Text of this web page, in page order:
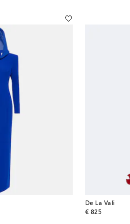
De La Vali
€ 825
original price